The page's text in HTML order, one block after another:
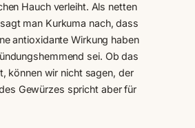
Hauch verleiht. Als netten
man Kurkuma nach, dass
antioxidante Wirkung haben
sei. Ob das
können wir nicht sagen, der
Gewürzes spricht aber für